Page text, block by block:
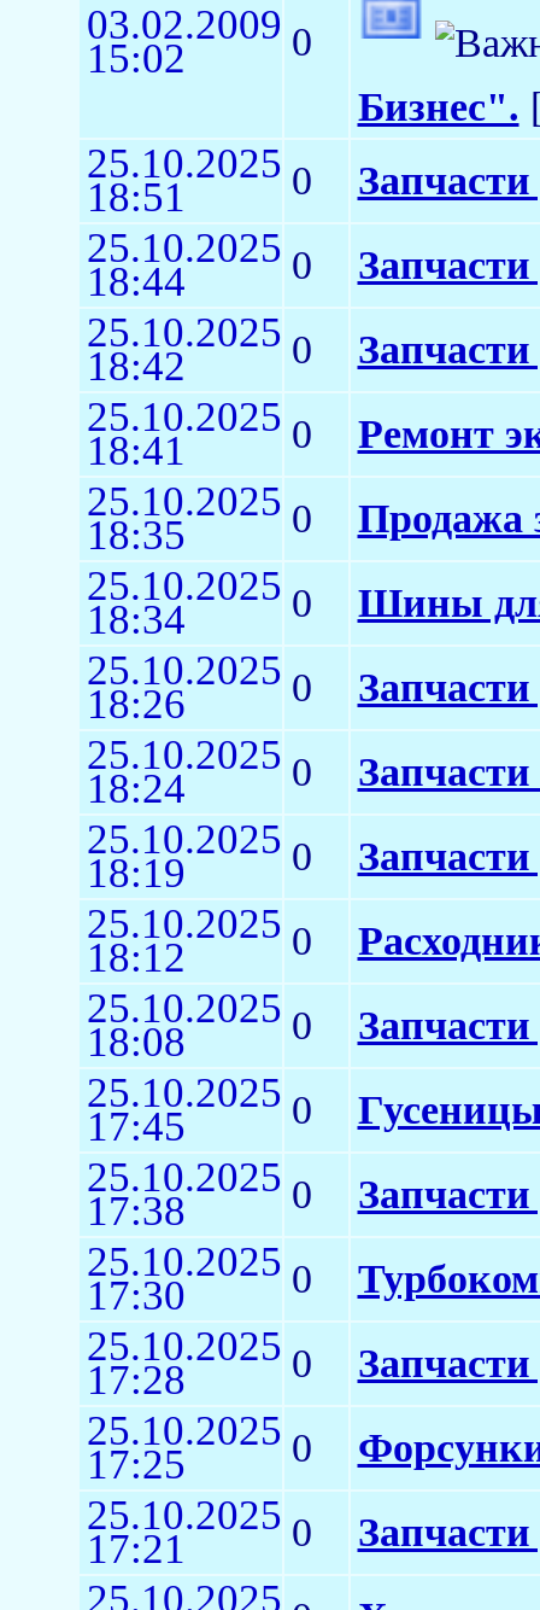
03.02.2009
15:02
0
Бизнес".
25.10.2025
18:51 0
25.10.2025
18:44 0 Запчасти
25.10.2025
18:42 0
25.10.2025
18:41 0 Ремонт
25.10.2025
18:35 0 Продажа
25.10.2025
18:34 0 Шины
25.10.2025
18:26 0 Запчасти
25.10.2025
18:24 0 Запчасти
25.10.2025
18:19 0 Запчасти
25.10.2025
18:12 0
25.10.2025
18:08 0
25.10.2025
17:45 0
25.10.2025
17:38 0
25.10.2025
17:30 0
25.10.2025
17:28 0
25.10.2025
17:25 0
25.10.2025
17:21 0
25.10.2025